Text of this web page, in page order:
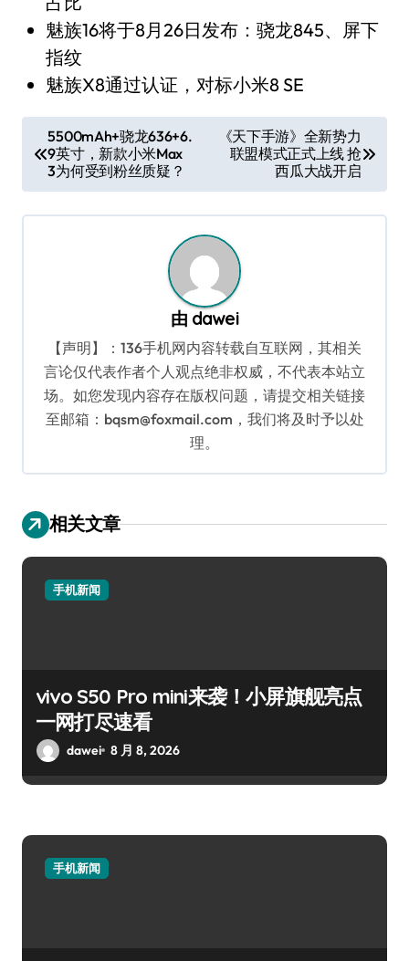
魅族16将于8月26日发布：骁龙845、屏下
指纹
魅族X8通过认证，对标小米8 SE
章
导
航
5500mAh+骁龙636+6.
9英寸，新款小米Max
3为何受到粉丝质疑？
《天下手游》全新势力
联盟模式正式上线 抢
西瓜大战开启
由 dawei
【声明】：136手机网内容转载自互联网，其相关
言论仅代表作者个人观点绝非权威，不代表本站立
场。如您发现内容存在版权问题，请提交相关链接
至邮箱：bqsm@foxmail.com，我们将及时予以处
理。
相关文章
手机新闻
vivo S50 Pro mini来袭！小屏旗舰亮点
一网打尽速看
dawei 8 月 8, 2026
手机新闻